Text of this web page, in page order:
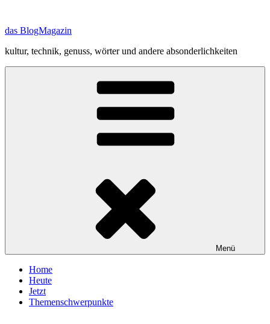
springen
das BlogMagazin
kultur, technik, genuss, wörter und andere absonderlichkeiten
Menü
Home
Heute
Jetzt
Themenschwerpunkte